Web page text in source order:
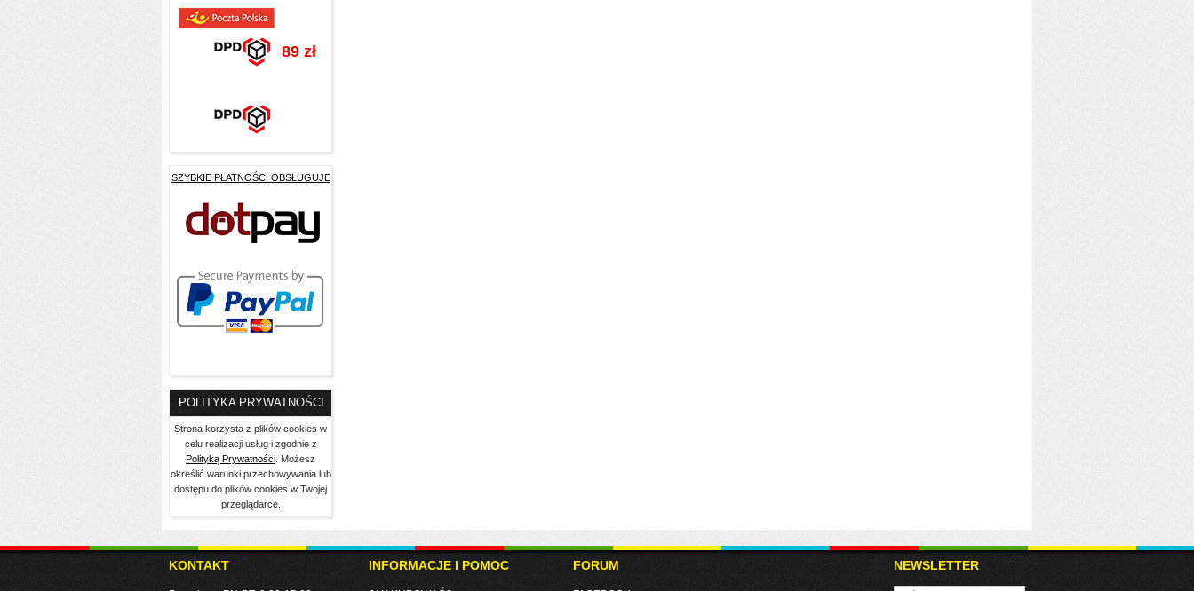
89 zł
SZYBKIE PŁATNOŚCI OBSŁUGUJE
POLITYKA PRYWATNOŚCI
Strona korzysta z plików cookies w
celu realizacji usług i zgodnie z
Polityką Prywatności . Możesz
określić warunki przechowywania lub
dostępu do plików cookies w Twojej
przeglądarce.
KONTAKT INFORMACJE I POMOC FORUM NEWSLETTER